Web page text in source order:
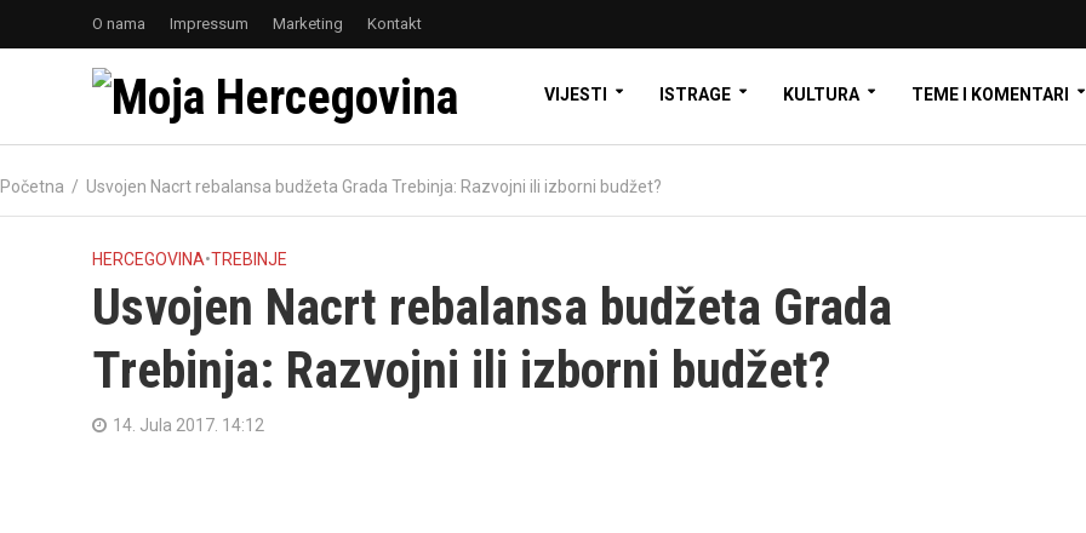
O nama Impressum Marketing Kontakt
VIJESTI ISTRAGE KULTURA TEME I KOMENTARI
Početna / Usvojen Nacrt rebalansa budžeta Grada Trebinja: Razvojni ili izborni budžet?
HERCEGOVINA•TREBINJE
Usvojen Nacrt rebalansa budžeta Grada
Trebinja: Razvojni ili izborni budžet?
14. Jula 2017. 14:12